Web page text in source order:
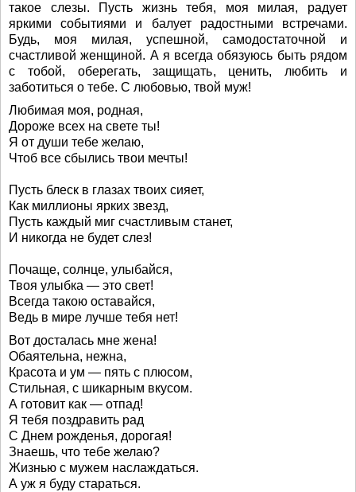
такое слезы. Пусть жизнь тебя, моя милая, радует
яркими событиями и балует радостными встречами.
Будь, моя милая, успешной, самодостаточной и
счастливой женщиной. А я всегда обязуюсь быть рядом
с тобой, оберегать, защищать, ценить, любить и
заботиться о тебе. С любовью, твой муж!
Любимая моя, родная,
Дороже всех на свете ты!
Я от души тебе желаю,
Чтоб все сбылись твои мечты!
Пусть блеск в глазах твоих сияет,
Как миллионы ярких звезд,
Пусть каждый миг счастливым станет,
И никогда не будет слез!
Почаще, солнце, улыбайся,
Твоя улыбка — это свет!
Всегда такою оставайся,
Ведь в мире лучше тебя нет!
Вот досталась мне жена!
Обаятельна, нежна,
Красота и ум — пять с плюсом,
Стильная, с шикарным вкусом.
А готовит как — отпад!
Я тебя поздравить рад
С Днем рожденья, дорогая!
Знаешь, что тебе желаю?
Жизнью с мужем наслаждаться.
А уж я буду стараться.